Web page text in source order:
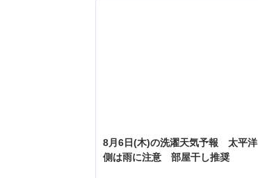
8月6日(木)の洗濯天気予報 太平洋
側は雨に注意 部屋干し推奨